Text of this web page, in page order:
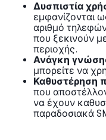
Δυσπιστία
εμφανίζονται
αριθμό
που ξεκινούν
περιοχής.
Ανάγκη
μπορείτε να
Καθυστέρηση
που
να έχουν
παραδοσιακά